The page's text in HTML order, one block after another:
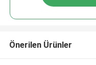
Önerilen Ürünler